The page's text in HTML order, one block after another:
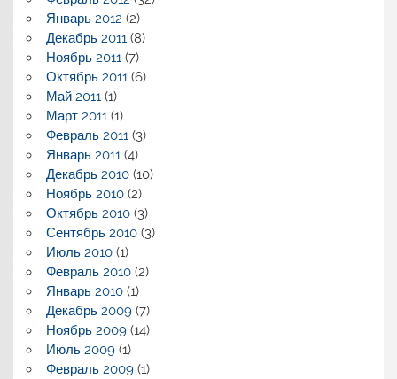
Январь 2012 (2)
Декабрь 2011(8)
Ноябрь 2011(7)
Октябрь 2011(6)
Май 2011(1)
Март 2011(1)
Февраль 2011(3)
Январь 2011(4)
Декабрь 2010(10)
Ноябрь 2010(2)
Октябрь 2010(3)
Сентябрь 2010(3)
Июль 2010(1)
Февраль 2010(2)
Январь 2010(1)
Декабрь 2009(7)
Ноябрь 2009(14)
Июль 2009(1)
Февраль 2009(1)